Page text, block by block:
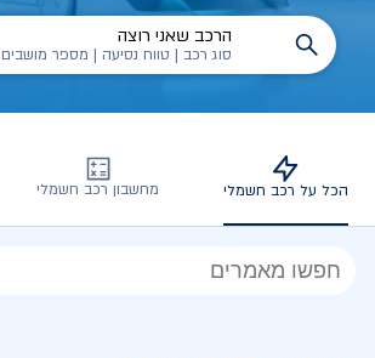
הרכב שאני רוצה
סוג רכב | טווח נסיעה | מספר מושבים
הכל על רכב חשמלי מחשבון רכב חשמלי
הכל